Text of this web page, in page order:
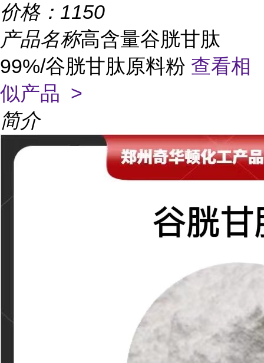
价格： 1150
产品名称高含量谷胱甘肽
99%/谷胱甘肽原料粉 查看相
似产品 >
简介